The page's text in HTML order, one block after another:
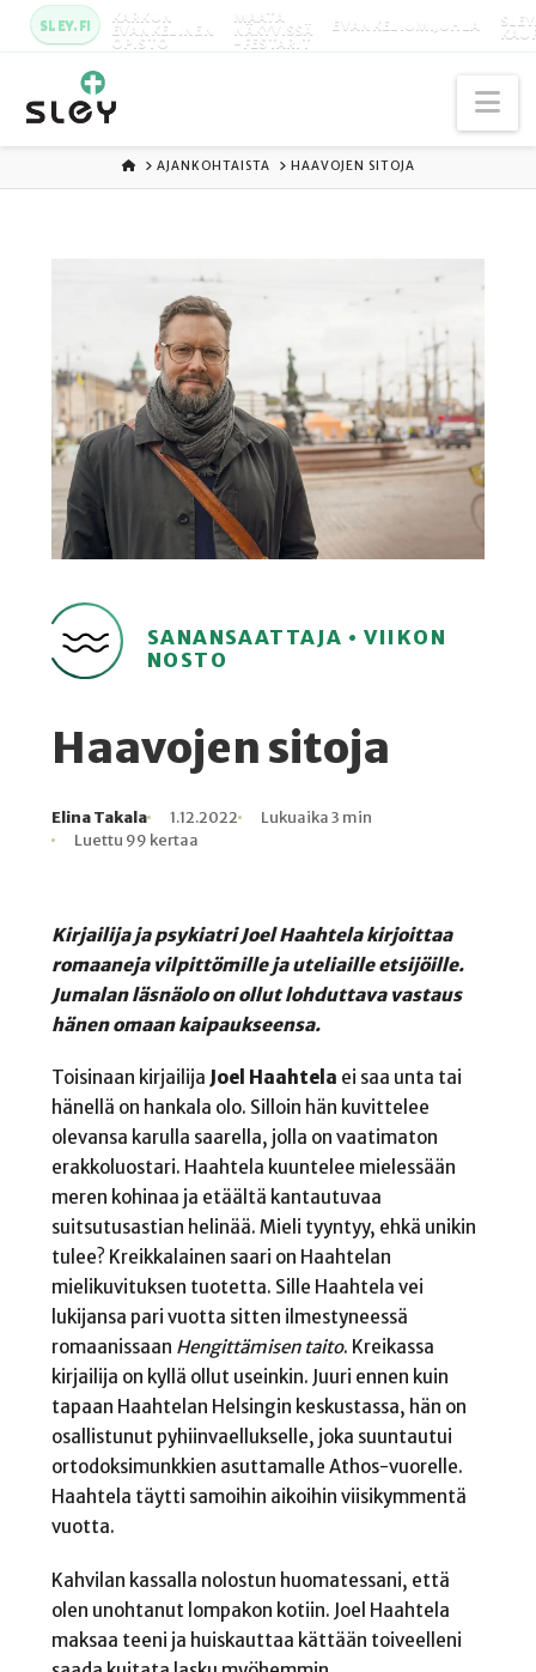
SLEY.FI KARKUN
EVANKELINEN
OPISTO
MAATA
NÄKYVISSÄ
-FESTARIT
EVANKELIUMIJUHLA
ETUSIVU
AJANKOHTAISTA HAAVOJEN SITOJA
SANANSAATTAJA • VIIKON
NOSTO
Haavojen sitoja
Kirjoittaja
Elina Takala
Julkaistu
1.12.2022
Lukuaika
Lukuaika 3 min
Lukukertoja
Luettu 99 kertaa
Kirjailija ja psykiatri Joel Haahtela kirjoittaa
romaaneja vilpittömille ja uteliaille etsijöille.
Jumalan läsnäolo on ollut lohduttava vastaus
hänen omaan kaipaukseensa.
Toisinaan kirjailija Joel Haahtela ei saa unta tai
hänellä on hankala olo. Silloin hän kuvittelee
olevansa karulla saarella, jolla on vaatimaton
erakkoluostari. Haahtela kuuntelee mielessään
meren kohinaa ja etäältä kantautuvaa
suitsutusastian helinää. Mieli tyyntyy, ehkä unikin
tulee? Kreikkalainen saari on Haahtelan
mielikuvituksen tuotetta. Sille Haahtela vei
lukijansa pari vuotta sitten ilmestyneessä
romaanissaan Hengittämisen taito. Kreikassa
kirjailija on kyllä ollut useinkin. Juuri ennen kuin
tapaan Haahtelan Helsingin keskustassa, hän on
osallistunut pyhiinvaellukselle, joka suuntautui
ortodoksimunkkien asuttamalle Athos-vuorelle.
Haahtela täytti samoihin aikoihin viisikymmentä
vuotta.
Kahvilan kassalla nolostun huomatessani, että
olen unohtanut lompakon kotiin. Joel Haahtela
maksaa teeni ja huiskauttaa kättään toiveelleni